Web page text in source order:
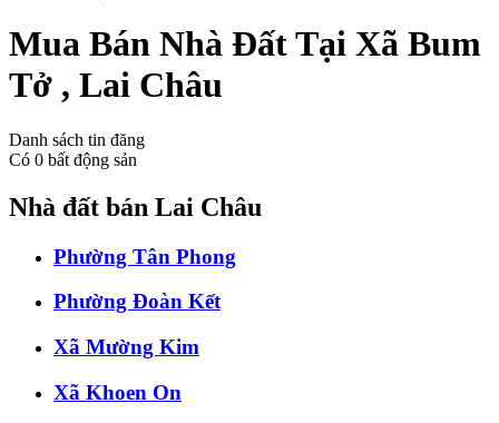
Mua Bán Nhà Đất Tại Xã Bum
Tở , Lai Châu
Danh sách tin đăng
Có 0 bất động sản
Nhà đất bán Lai Châu
Phường Tân Phong
Phường Đoàn Kết
Xã Mường Kim
Xã Khoen On